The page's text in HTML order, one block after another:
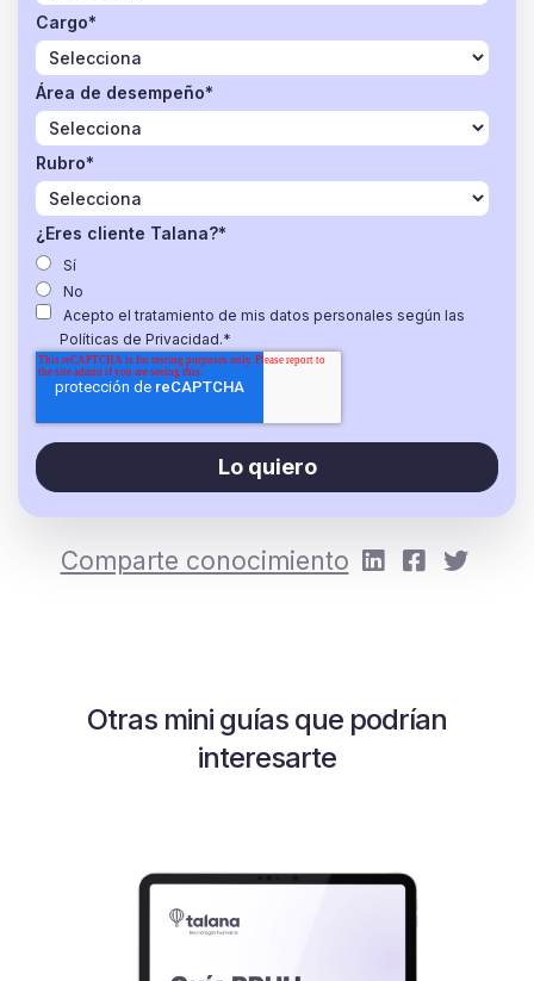
Cargo*
Área de desempeño*
Rubro*
¿Eres cliente Talana?*
Sí
No
Acepto el tratamiento de mis datos personales según las
Políticas de Privacidad.*
Comparte conocimiento
Otras mini guías que podrían
interesarte